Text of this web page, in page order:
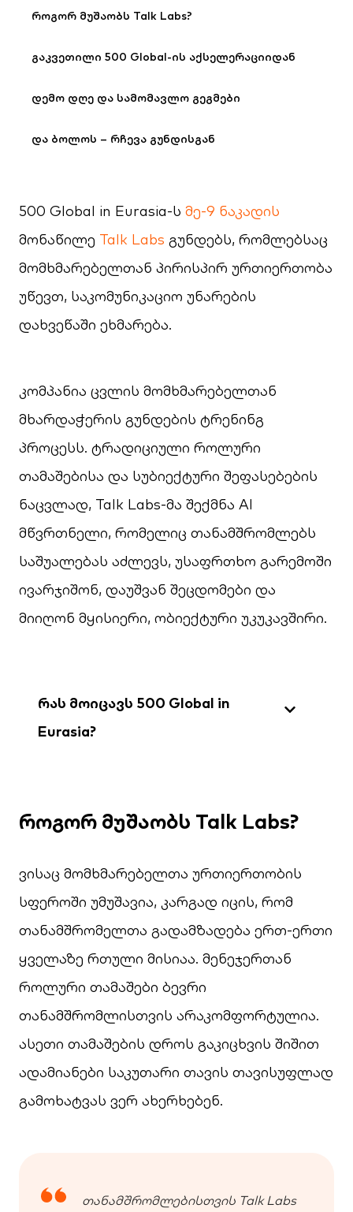
როგორ მუშაობს Talk Labs?
გაკვეთილი 500 Global-ის აქსელერაციიდან
დემო დღე და სამომავლო გეგმები
და ბოლოს – რჩევა გუნდისგან
500 Global in Eurasia-ს მე-9 ნაკადის
მონაწილე Talk Labs გუნდებს, რომლებსაც
მომხმარებელთან პირისპირ ურთიერთობა
უწევთ, საკომუნიკაციო უნარების
დახვეწაში ეხმარება.
კომპანია ცვლის მომხმარებელთან
მხარდაჭერის გუნდების ტრენინგ
პროცესს. ტრადიციული როლური
თამაშებისა და სუბიექტური შეფასებების
ნაცვლად, Talk Labs-მა შექმნა AI
მწვრთნელი, რომელიც თანამშრომლებს
საშუალებას აძლევს, უსაფრთხო გარემოში
ივარჯიშონ, დაუშვან შეცდომები და
მიიღონ მყისიერი, ობიექტური უკუკავშირი.
რას მოიცავს 500 Global in
Eurasia?
როგორ მუშაობს Talk Labs?
ვისაც მომხმარებელთა ურთიერთობის
სფეროში უმუშავია, კარგად იცის, რომ
თანამშრომელთა გადამზადება ერთ-ერთი
ყველაზე რთული მისიაა. მენეჯერთან
როლური თამაშები ბევრი
თანამშრომლისთვის არაკომფორტულია.
ასეთი თამაშების დროს გაკიცხვის შიშით
ადამიანები საკუთარი თავის თავისუფლად
გამოხატვას ვერ ახერხებენ.
თანამშრომლებისთვის Talk Labs